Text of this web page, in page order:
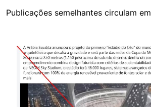
Publicações semelhantes circulam em
Image